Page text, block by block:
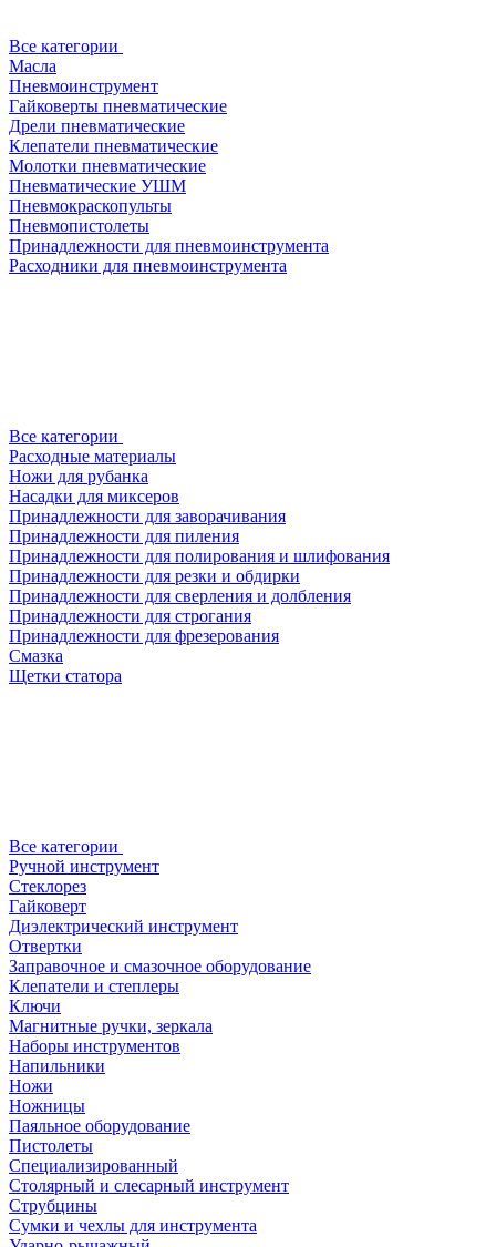
Все категории
Масла
Пневмоинструмент
Гайковерты пневматические
Дрели пневматические
Клепатели пневматические
Молотки пневматические
Пневматические УШМ
Пневмокраскопульты
Пневмопистолеты
Принадлежности для пневмоинструмента
Расходники для пневмоинструмента
Все категории
Расходные материалы
Ножи для рубанка
Насадки для миксеров
Принадлежности для заворачивания
Принадлежности для пиления
Принадлежности для полирования и шлифования
Принадлежности для резки и обдирки
Принадлежности для сверления и долбления
Принадлежности для строгания
Принадлежности для фрезерования
Смазка
Щетки статора
Все категории
Ручной инструмент
Стеклорез
Гайковерт
Диэлектрический инструмент
Отвертки
Заправочное и смазочное оборудование
Клепатели и степлеры
Ключи
Магнитные ручки, зеркала
Наборы инструментов
Напильники
Ножи
Ножницы
Паяльное оборудование
Пистолеты
Специализированный
Столярный и слесарный инструмент
Струбцины
Сумки и чехлы для инструмента